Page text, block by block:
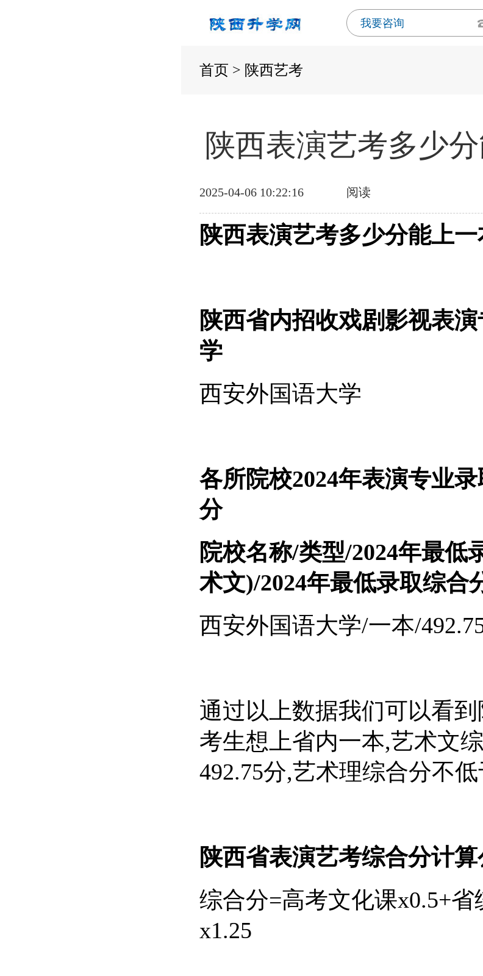
我要咨询
首页 > 陕西艺考
陕西表演艺考多少
2025-04-06 10:22:16 阅读
陕西表演艺考多少分能上一
陕西省内招收戏剧影视表
学
西安外国语大学
各所院校2024年表演专业
分
院校名称/类型/2024年最低
术文)/2024年最低录取综合
西安外国语大学/一本/
通过以上数据我们可以看
考生想上省内一本,艺术文
492.75分,艺术理综合分不低
陕西省表演艺考综合分计
综合分=高考文化课x0.5+省
x1.25